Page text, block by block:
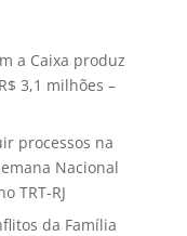
a Caixa produz
3,1 milhões –
processos na
Nacional
TRT-RJ
da Família